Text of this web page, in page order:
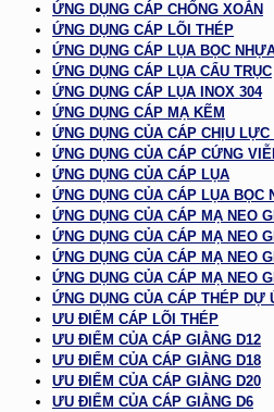
ỨNG DỤNG CÁP CHỐNG XOẮN
ỨNG DỤNG CÁP LÕI THÉP
ỨNG DỤNG CÁP LỤA BỌC
ỨNG DỤNG CÁP LỤA CẨU TRỤC
ỨNG DỤNG CÁP LỤA INOX 304
ỨNG DỤNG CÁP MẠ KẼM
ỨNG DỤNG CỦA CÁP CHỊU
ỨNG DỤNG CỦA CÁP CỨNG
ỨNG DỤNG CỦA CÁP LỤA
ỨNG DỤNG CỦA CÁP LỤA BỌC
ỨNG DỤNG CỦA CÁP MẠ NEO
ỨNG DỤNG CỦA CÁP MẠ NEO
ỨNG DỤNG CỦA CÁP MẠ NEO
ỨNG DỤNG CỦA CÁP MẠ NEO
ỨNG DỤNG CỦA CÁP THÉP DỰ
ƯU ĐIỂM CÁP LÕI THÉP
ƯU ĐIỂM CỦA CÁP GIẰNG D12
ƯU ĐIỂM CỦA CÁP GIẰNG D18
ƯU ĐIỂM CỦA CÁP GIẰNG D20
ƯU ĐIỂM CỦA CÁP GIẰNG D6